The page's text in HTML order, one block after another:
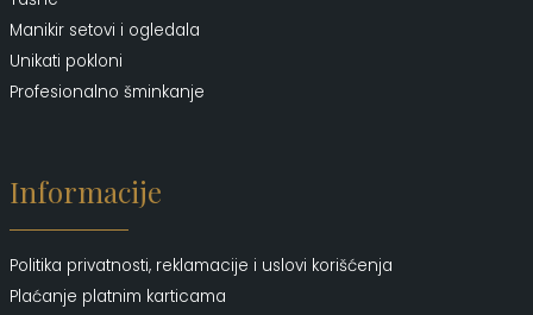
Manikir setovi i ogledala
Unikati pokloni
Profesionalno šminkanje
Informacije
Politika privatnosti, reklamacije i uslovi korišćenja
Plaćanje platnim karticama